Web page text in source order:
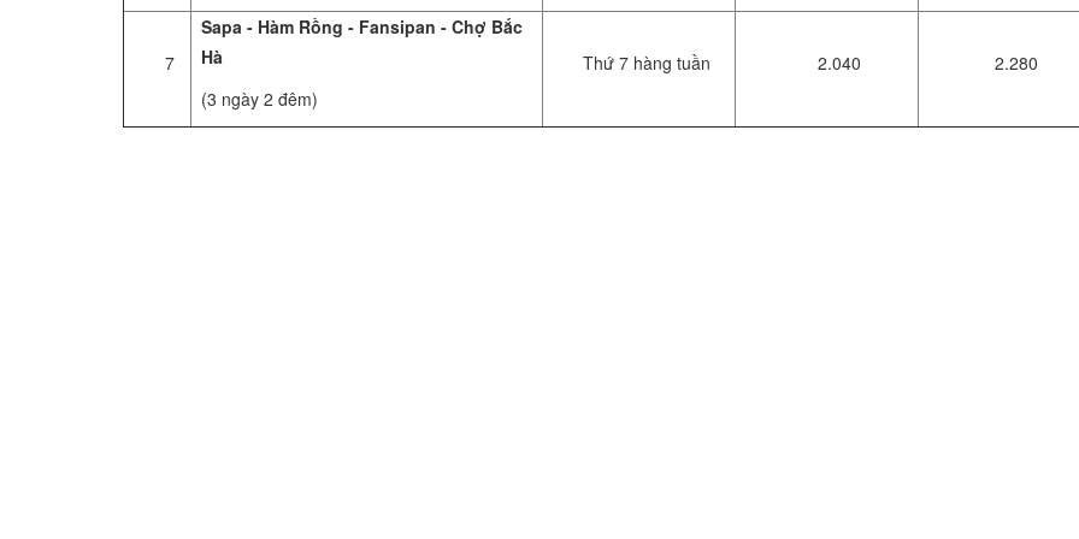
7
Sapa - Hàm Rồng - Fansipan - Chợ Bắc
Hà
(3 ngày 2 đêm)
Thứ 7 hàng tuần 2.040 2.280